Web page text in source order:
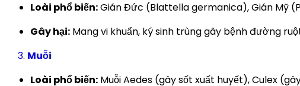
Loài phổ biến:Gián Đức (Blattella germanica), Gián Mỹ
Gây hại:Mang vi khuẩn, ký sinh trùng gây bệnh đường
3. Muỗi
Loài phổ biến:Muỗi Aedes (gây sốt xuất huyết), Culex